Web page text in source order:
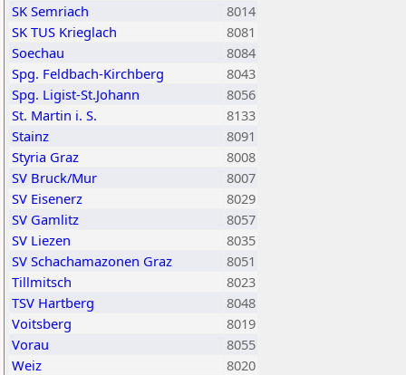
SK Semriach
8014
SK TUS Krieglach
8081
Soechau
8084
Spg. Feldbach-Kirchberg
8043
Spg. Ligist-St.Johann
8056
St. Martin i. S.
8133
Stainz
8091
Styria Graz
8008
SV Bruck/Mur
8007
SV Eisenerz
8029
SV Gamlitz
8057
SV Liezen
8035
SV Schachamazonen Graz
8051
Tillmitsch
8023
TSV Hartberg
8048
Voitsberg
8019
Vorau
8055
Weiz
8020